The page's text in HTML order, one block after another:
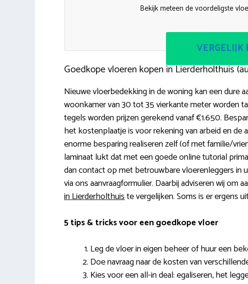
Bekijk meteen de voordeligste
VERGELIJK
Goedkope vloeren kopen in Lierderholthuis
Nieuwe vloerbedekking in de woning kan een dure
woonkamer van 30 tot 35 vierkante meter worden
tegels worden prijzen gerekend vanaf €1.650.
het kostenplaatje is voor rekening van arbeid en de
enorme besparing realiseren zelf (of met familie/
laminaat lukt dat met een goede online tutorial
dan contact op met betrouwbare vloerenleggers in
via ons aanvraagformulier. Daarbij adviseren wij om
in Lierderholthuiste vergelijken. Soms is er ergens
5 tips & tricks voor een goedkope vloer
Leg de vloer in eigen beheer of huur een
Doe navraag naar de kosten van
Kies voor een all-in deal: egaliseren, het